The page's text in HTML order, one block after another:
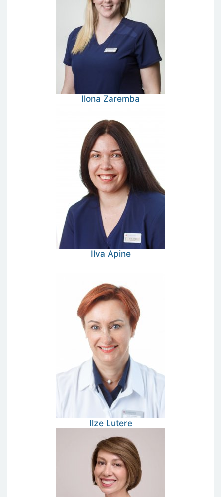
Ilona Zaremba
Ilva Apine
Ilze Lutere